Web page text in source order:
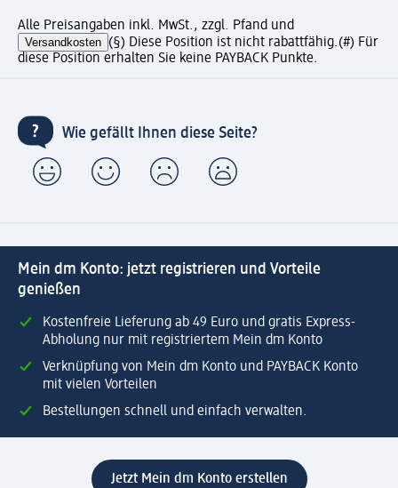
Alle Preisangaben inkl. MwSt., zzgl. Pfand und
Versandkosten (§) Diese Position ist nicht rabattfähig.(#) Für
diese Position erhalten Sie keine PAYBACK Punkte.
Wie gefällt Ihnen diese Seite?
Mein dm Konto: jetzt registrieren und Vorteile
genießen
Kostenfreie Lieferung ab 49 Euro und gratis Express-
Abholung nur mit registriertem Mein dm Konto
Verknüpfung von Mein dm Konto und PAYBACK Konto
mit vielen Vorteilen
Bestellungen schnell und einfach verwalten.
Jetzt Mein dm Konto erstellen